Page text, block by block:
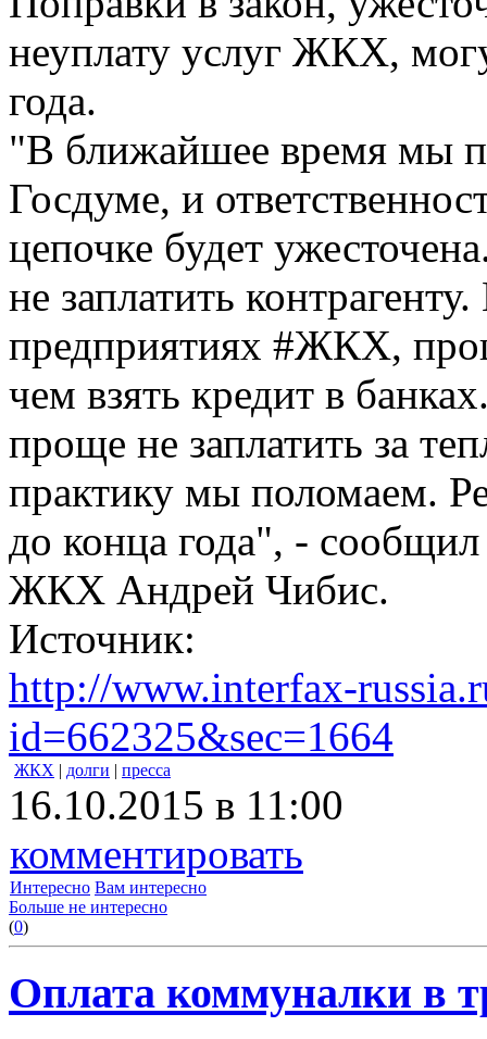
неуплату услуг ЖКХ,
года.
"В ближайшее время мы
Госдуме, и
цепочке будет
не заплатить
предприятиях ‪#‎ЖКХ‬,
чем взять кредит в
проще не заплатить за
практику мы поломаем.
до конца года", - сообщил
ЖКХ Андрей Чибис.
Источник:
http://www.interfax-
id=662325&sec=1664
ЖКХ | долги | пресса
16.10.2015 в 11:00
комментировать
Интересно Вам интересно
Больше не интересно
(0)
Оплата коммуналки в